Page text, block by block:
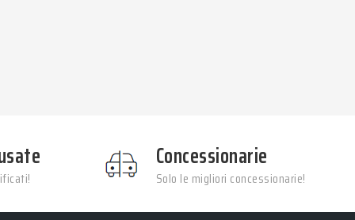
Concessionarie
Solo le migliori concessionarie!